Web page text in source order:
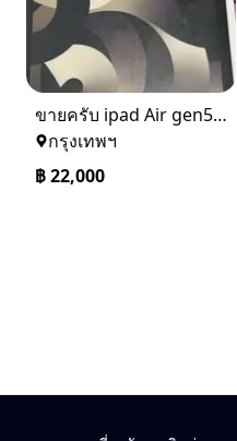
ขายครับ ipad Air gen5 wifi+cellular 64G สี starlight ของใหม่ยังไม่ได้แกะ
กรุงเทพฯ
฿22,000